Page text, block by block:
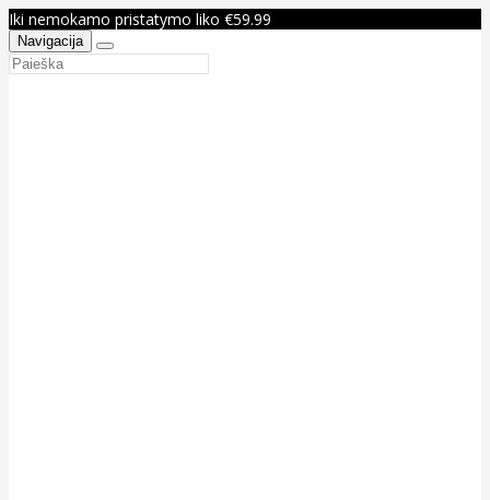
Iki nemokamo pristatymo liko €59.99
Navigacija